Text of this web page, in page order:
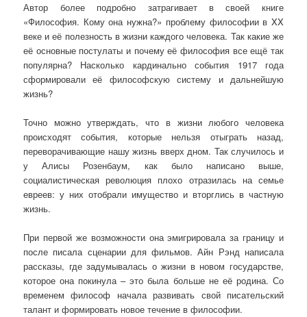
Автор более подробно затрагивает в своей книге
«Философия. Кому она нужна?» проблему философии в XX
веке и её полезность в жизни каждого человека. Так какие же
её основные постулаты и почему её философия все ещё так
популярна? Насколько кардинально события 1917 года
сформировали её философскую систему и дальнейшую
жизнь?
Точно можно утверждать, что в жизни любого человека
происходят события, которые нельзя отыграть назад,
переворачивающие нашу жизнь вверх дном. Так случилось и
у Алисы Розенбаум, как было написано выше,
социалистическая революция плохо отразилась на семье
евреев: у них отобрали имущество и вторглись в частную
жизнь.
При первой же возможности она эмигрировала за границу и
после писала сценарии для фильмов. Айн Рэнд написала
рассказы, где задумывалась о жизни в новом государстве,
которое она покинула – это была больше не её родина. Со
временем философ начала развивать свой писательский
талант и формировать новое течение в философии.